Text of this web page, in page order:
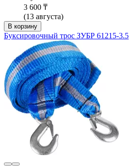
3 600 ₸
(13 августа)
В корзину
Буксировочный трос ЗУБР 61215-3.5